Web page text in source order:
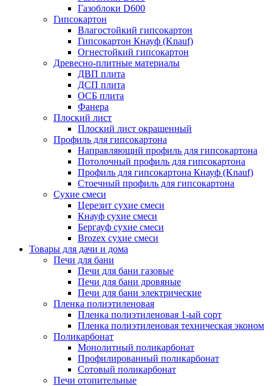
Газоблоки D600
Гипсокартон
Влагостойкий гипсокартон
Гипсокартон Кнауф (Knauf)
Огнестойкий гипсокартон
Древесно-плитные материалы
ДВП плита
ДСП плита
ОСБ плита
Фанера
Плоский лист
Плоский лист окрашенный
Профиль для гипсокартона
Направляющий профиль для гипсокартона
Потолочный профиль для гипсокартона
Профиль для гипсокартона Кнауф (Knauf)
Стоечный профиль для гипсокартона
Сухие смеси
Церезит сухие смеси
Кнауф сухие смеси
Бергауф сухие смеси
Brozex сухие смеси
Товары для дачи и дома
Печи для бани
Печи для бани газовые
Печи для бани дровяные
Печи для бани электрические
Пленка полиэтиленовая
Пленка полиэтиленовая 1-ый сорт
Пленка полиэтиленовая техническая эконом
Поликарбонат
Монолитный поликарбонат
Профилированный поликарбонат
Сотовый поликарбонат
Печи отопительные